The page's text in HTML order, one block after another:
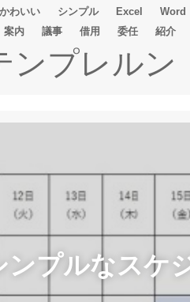
かわいい シンプル Excel Word
案内 議事 借用 委任 紹介
ンプレルン
プルなスケ